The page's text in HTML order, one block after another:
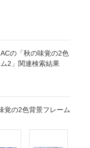
の「秋の味覚の2色
2」関連検索結果
覚の2色背景フレーム